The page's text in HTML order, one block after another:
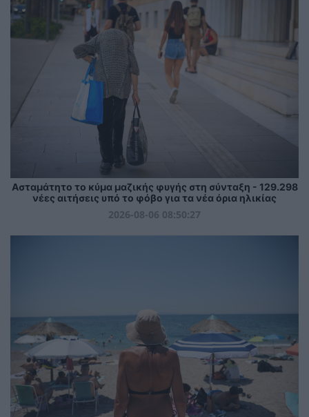
Ασταμάτητο το κύμα μαζικής φυγής στη σύνταξη - 129.298
νέες αιτήσεις υπό το φόβο για τα νέα όρια ηλικίας
2026-08-06 08:50:27